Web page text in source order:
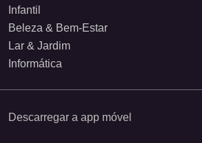
Infantil
Beleza & Bem-Estar
Lar & Jardim
Informática
Descarregar a app móvel